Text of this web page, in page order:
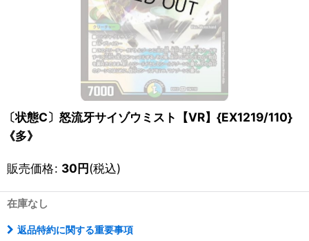
〔状態C〕怒流牙サイゾウミスト【VR】{EX1219/110}
《多》
販売価格: 30円(税込)
在庫なし
返品特約に関する重要事項